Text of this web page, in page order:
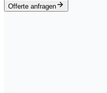
Offerte anfragen